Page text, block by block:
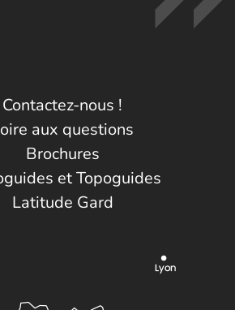
Contactez-nous !
aux questions
Brochures
et Topoguides
Latitude Gard